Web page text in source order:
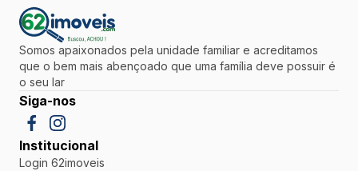
Somos apaixonados pela unidade familiar e acreditamos
que o bem mais abençoado que uma família deve possuir é
o seu lar
Siga-nos
Institucional
Login 62imoveis